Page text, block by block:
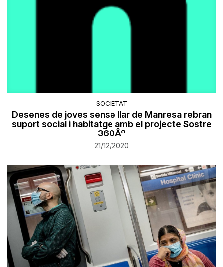
SOCIETAT
Desenes de joves sense llar de Manresa rebran
suport social i habitatge amb el projecte Sostre
360Âº
21/12/2020